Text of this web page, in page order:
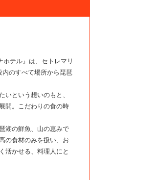
テル』は、セトレマリ
のすべて場所から琵琶
という想いのもと、
開。こだわりの食の時
湖の鮮魚、山の恵みで
の食材のみを扱い、お
活かせる、料理人にと